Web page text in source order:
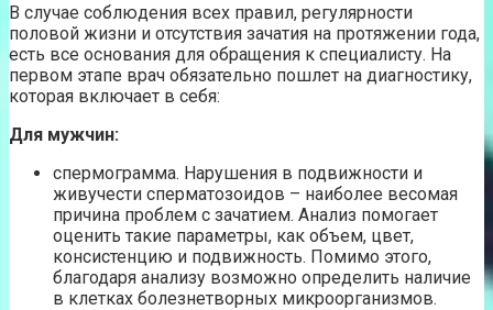
В случае соблюдения всех правил, регулярности
половой жизни и отсутствия зачатия на протяжении года,
есть все основания для обращения к специалисту. На
первом этапе врач обязательно пошлет на диагностику,
которая включает в себя:
Для мужчин:
спермограмма. Нарушения в подвижности и
живучести сперматозоидов – наиболее весомая
причина проблем с зачатием. Анализ помогает
оценить такие параметры, как объем, цвет,
консистенцию и подвижность. Помимо этого,
благодаря анализу возможно определить наличие
в клетках болезнетворных микроорганизмов.